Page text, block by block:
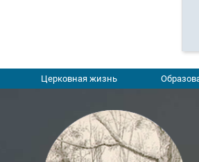
Церковная жизнь